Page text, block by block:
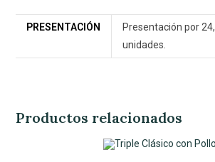
PRESENTACIÓN
Presentación por
unidades.
Productos relacionados